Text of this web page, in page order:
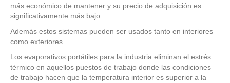
más económico de mantener y su precio de adquisición es
significativamente más bajo.
Además estos sistemas pueden ser usados tanto en interiores
como exteriores.
Los evaporativos portátiles para la industria eliminan el estrés
térmico en aquellos puestos de trabajo donde las condiciones
de trabajo hacen que la temperatura interior es superior a la